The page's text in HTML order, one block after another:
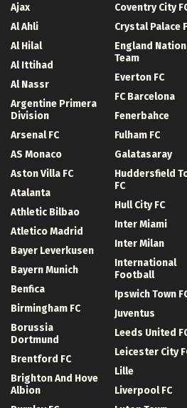
Ajax
Al Ahli
Al Hilal
Al Ittihad
Al Nassr
Argentine Primera
Division
Arsenal FC
AS Monaco
Aston Villa FC
Atalanta
Athletic Bilbao
Atletico Madrid
Bayer Leverkusen
Bayern Munich
Benfica
Birmingham FC
Borussia
Dortmund
Brentford FC
Brighton And Hove
Albion
Coventry City
Crystal Palace
England
Team
Everton FC
FC Barcelona
Fenerbahce
Fulham FC
Galatasaray
Huddersfield
FC
Hull City FC
Inter Miami
Inter Milan
International
Football
Ipswich Town
Juventus
Leeds United
Leicester City
Lille
Liverpool FC